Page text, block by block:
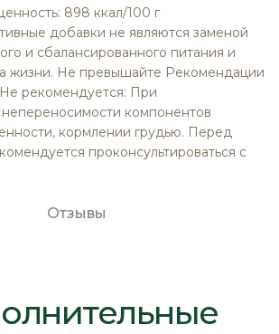
898 ккал/100 г
добавки не являются заменой
и сбалансированного питания и
жизни. Не превышайте Рекомендации
рекомендуется: При
компонентов
кормлении грудью. Перед
проконсультироваться с
Отзывы